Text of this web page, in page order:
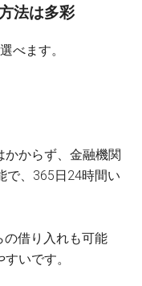
法は多彩
べます。
かからず、金融機関
で、365日24時間い
の借り入れも可能
いです。